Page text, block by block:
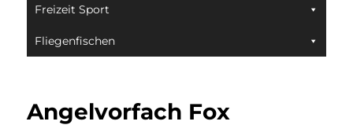
Freizeit Sport
Fliegenfischen
Angelvorfach Fox